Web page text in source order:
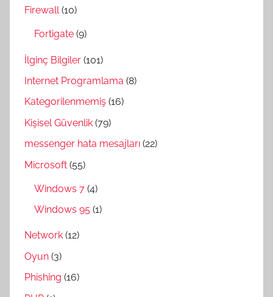
Firewall(10)
Fortigate (9)
İlginç Bilgiler (101)
Internet Programlama (8)
Kategorilenmemiş (16)
Kişisel Güvenlik (79)
messenger hata mesajları (22)
Microsoft (55)
Windows 7 (4)
Windows 95 (1)
Network (12)
Oyun (3)
Phishing (16)